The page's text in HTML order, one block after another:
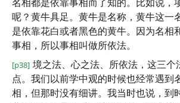
呢？黄牛具足。黄牛是名称，黄牛这一
是依靠花白或者黑色的黄牛。因为名相
事相，所以事相叫做所依法。
[p38] 境之法、心之法、所依法，这三个
点。我们以前学中观的时候也经常遇到
相，但那时没有细讲。我当时也说，到